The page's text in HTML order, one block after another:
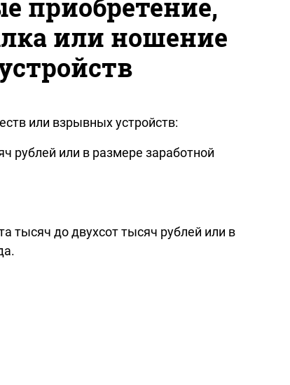
приобретение,
или ношение
или взрывных устройств:
рублей или в размере заработной
тысяч до двухсот тысяч рублей или в